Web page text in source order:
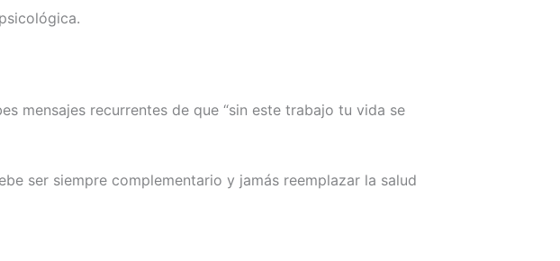
mensajes recurrentes de que “sin este trabajo tu vida se
ser siempre complementario y jamás reemplazar la salud